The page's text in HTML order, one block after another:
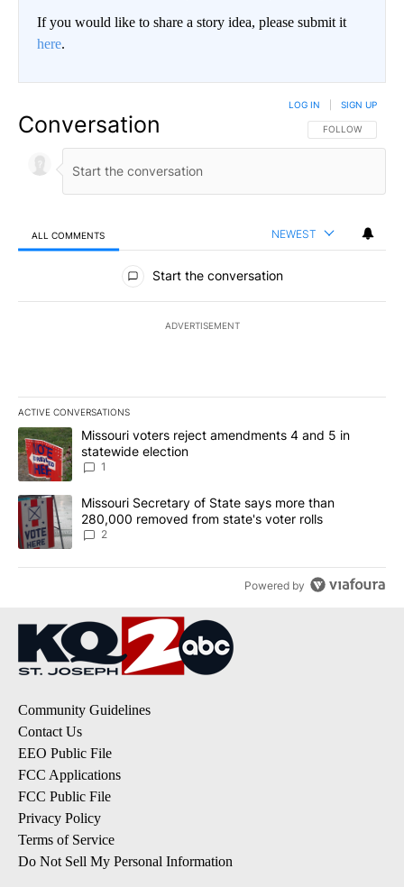
If you would like to share a story idea, please submit it
here.
Conversation FOLLOW THIS
FOLLOW
LOG IN SIGN UP
ALL COMMENTS NEWEST
All Comments
Start the conversation
ADVERTISEMENT
ACTIVE CONVERSATIONS
The following is a list of the most commented articles in the last
A trending article titled "Missouri voters reject amendments 4
Missouri voters reject amendments 4 and 5 in
statewide election
1
A trending article titled "Missouri Secretary of State says more
Missouri Secretary of State says more than
280,000 removed from state's voter rolls
2
Powered by
Community Guidelines
Contact Us
EEO Public File
FCC Applications
FCC Public File
Privacy Policy
Terms of Service
Do Not Sell My Personal Information